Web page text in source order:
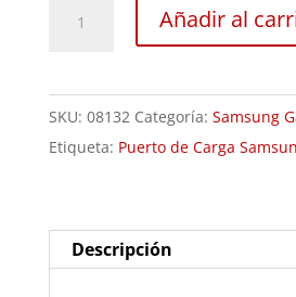
Samsung
Galaxy
A13
Añadir al
SKU: 08132 Categoría: Samsung
Etiqueta: Puerto de Carga
Descripción